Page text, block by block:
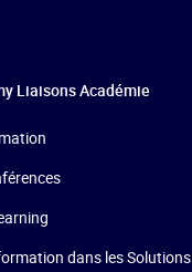
LiaisonsAcadémie
dans les Solutions